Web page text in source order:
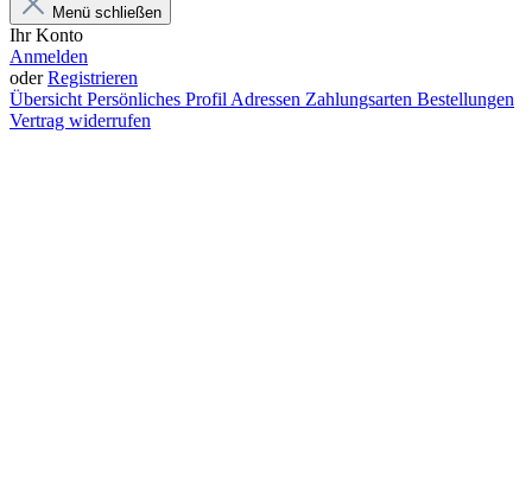
Menü schließen
Ihr Konto
Anmelden
oderRegistrieren
Übersicht Persönliches Profil Adressen Zahlungsarten Bestellungen
Vertrag widerrufen